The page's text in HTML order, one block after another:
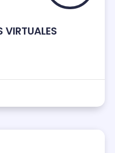
VIRTUALES